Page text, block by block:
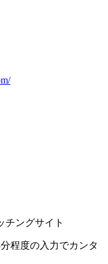
チングサイト
程度の入力でカンタ